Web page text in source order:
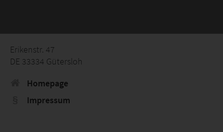
Erikenstr. 47
DE 33334 Gütersloh
Homepage
Impressum